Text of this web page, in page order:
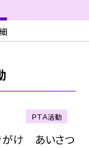
ＰＴＡ活動
がけ あいさつ